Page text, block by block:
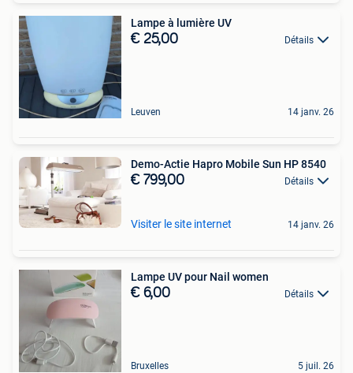
Lampe à lumière UV
€ 25,00 Détails
Leuven 14 janv. 26
Demo-Actie Hapro Mobile Sun HP 8540
€ 799,00 Détails
Visiter le site internet 14 janv. 26
Lampe UV pour Nail women
€ 6,00 Détails
Bruxelles 5 juil. 26